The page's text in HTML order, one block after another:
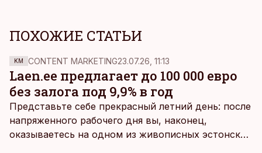
ПОХОЖИЕ СТАТЬИ
KM CONTENT MARKETING23.07.26, 11:13
Laen.ee предлагает до 100 000 евро
без залога под 9,9% в год
Представьте себе прекрасный летний день: после
напряженного рабочего дня вы, наконец,
оказываетесь на одном из живописных эстонских